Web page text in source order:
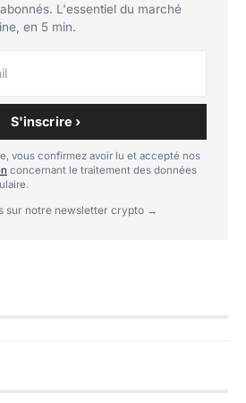
L'essentiel du marché
en 5 min.
S'inscrire ›
vous confirmez avoir lu et accepté nos
concernant le traitement des données
sur notre newsletter crypto →